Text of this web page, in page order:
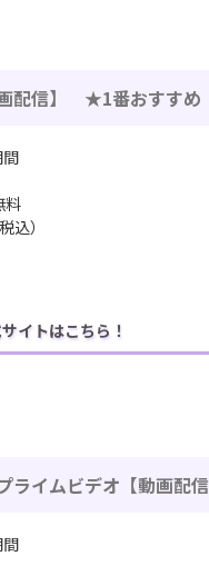
配信】 ★1番おすすめ
料
込）
イトはこちら！
イムビデオ【動画配信